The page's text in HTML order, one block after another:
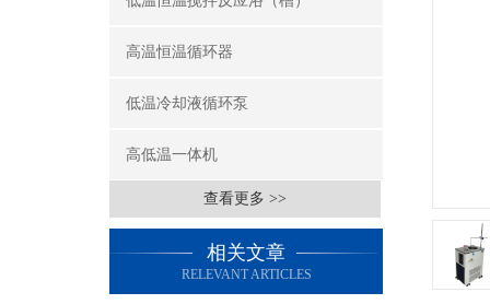
高温恒温循环器
低温冷却液循环泵
高低温一体机
查看更多 >>
相关文章
RELEVANT ARTICLES